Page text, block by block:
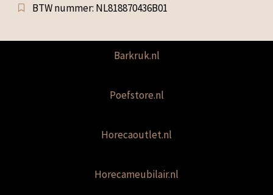
BTW nummer: NL818870436B01
Barkruk.nl
Poefstore.nl
Horecaoutlet.nl
Horecameubilair.nl